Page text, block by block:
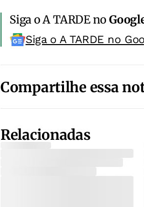
Siga o A TARDE no
Siga o A TARDE no
Compartilhe essa
Relacionadas